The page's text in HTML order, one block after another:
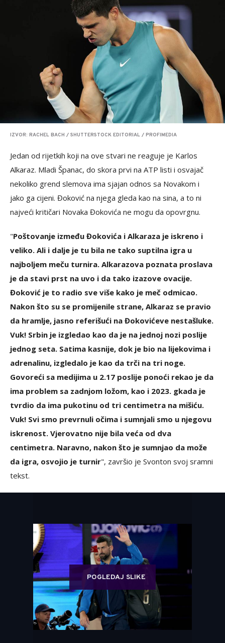
IZVOR: RACHEL BACH / SHUTTERSTOCK EDITORIAL / PROFIMEDIA
Jedan od rijetkih koji na ove stvari ne reaguje je Karlos
Alkaraz. Mladi Španac, do skora prvi na ATP listi i osvajač
nekoliko grend slemova ima sjajan odnos sa Novakom i
jako ga cijeni. Đoković na njega gleda kao na sina, a to ni
najveći kritičari Novaka Đokovića ne mogu da opovrgnu.
"Poštovanje između Đokovića i Alkaraza je iskreno i
veliko. Ali i dalje je tu bila ne tako suptilna igra u
najboljem meču turnira. Alkarazova poznata proslava
je da stavi prst na uvo i da tako izazove ovacije.
Đoković je to radio sve više kako je meč odmicao.
Nakon što su se promijenile strane, Alkaraz se pravio
da hramlje, jasno referišući na Đokovićeve nestašluke.
Vuk! Srbin je izgledao kao da je na jednoj nozi poslije
jednog seta. Satima kasnije, dok je bio na lijekovima i
adrenalinu, izgledalo je kao da trči na tri noge.
Govoreći sa medijima u 2.17 poslije ponoći rekao je da
ima problem sa zadnjom ložom, kao i 2023. gkada je
tvrdio da ima pukotinu od tri centimetra na mišiću.
Vuk! Svi smo prevrnuli očima i sumnjali smo u njegovu
iskrenost. Vjerovatno nije bila veća od dva
centimetra. Naravno, nakon što je sumnjao da može
da igra, osvojio je turnir", završio je Svonton svoj sramni
tekst.
POGLEDAJ SLIKE